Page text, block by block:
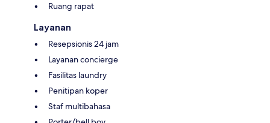
Ruang rapat
Layanan
Resepsionis 24 jam
Layanan concierge
Fasilitas laundry
Penitipan koper
Staf multibahasa